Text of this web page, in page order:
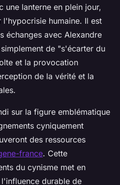
une lanterne en plein jour,
humaine. Il est
échanges avec Alexandre
de "s'écarter du
et la provocation
de la vérité et la
sur la figure emblématique
cyniquement
des ressources
france. Cette
du cynisme met en
durable de